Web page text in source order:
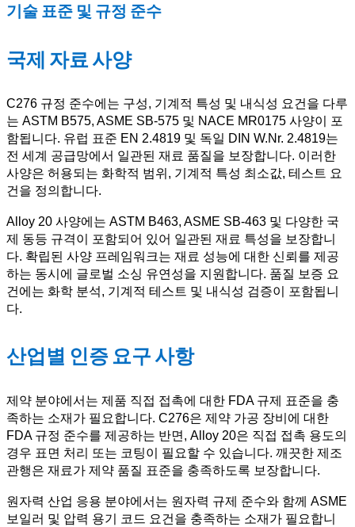
기술 표준 및 규정 준수
국제 자료 사양
C276 규정 준수에는 구성, 기계적 특성 및 내식성 요건을 다루
는 ASTM B575, ASME SB-575 및 NACE MR0175 사양이 포
함됩니다. 유럽 표준 EN 2.4819 및 독일 DIN W.Nr. 2.4819는
전 세계 공급망에서 일관된 재료 품질을 보장합니다. 이러한
사양은 허용되는 화학적 범위, 기계적 특성 최소값, 테스트 요
건을 정의합니다.
Alloy 20 사양에는 ASTM B463, ASME SB-463 및 다양한 국
제 동등 규격이 포함되어 있어 일관된 재료 특성을 보장합니
다. 확립된 사양 프레임워크는 재료 성능에 대한 신뢰를 제공
하는 동시에 글로벌 소싱 유연성을 지원합니다. 품질 보증 요
건에는 화학 분석, 기계적 테스트 및 내식성 검증이 포함됩니
다.
산업별 인증 요구 사항
제약 분야에서는 제품 직접 접촉에 대한 FDA 규제 표준을 충
족하는 소재가 필요합니다. C276은 제약 가공 장비에 대한
FDA 규정 준수를 제공하는 반면, Alloy 20은 직접 접촉 용도의
경우 표면 처리 또는 코팅이 필요할 수 있습니다. 깨끗한 제조
관행은 재료가 제약 품질 표준을 충족하도록 보장합니다.
원자력 산업 응용 분야에서는 원자력 규제 준수와 함께 ASME
보일러 및 압력 용기 코드 요건을 충족하는 소재가 필요합니